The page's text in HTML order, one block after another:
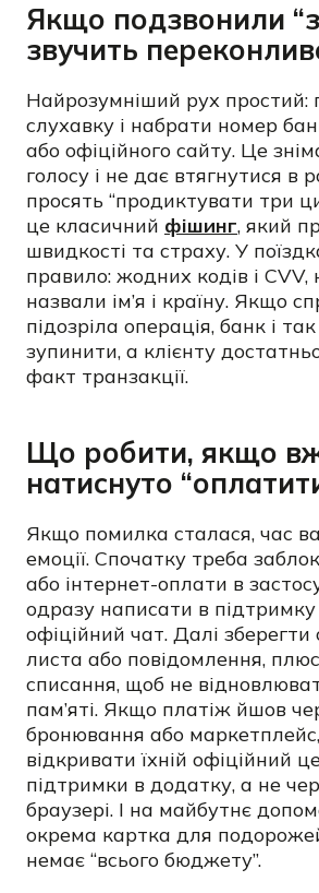
Якщо подзвонили “з
звучить
Найрозумніший рух простий:
слухавку і набрати номер
або офіційного сайту. Це
голосу і не дає втягнутися в
просять “продиктувати три
це класичний фішинг, який
швидкості та страху. У
правило: жодних кодів і CVV,
назвали ім’я і країну. Якщо
підозріла операція, банк і
зупинити, а клієнту
факт транзакції.
Що робити, якщо
натиснуто
Якщо помилка сталася, час
емоції. Спочатку треба
або інтернет-оплати в
одразу написати в
офіційний чат. Далі зберегти
листа або повідомлення,
списання, щоб не
пам’яті. Якщо платіж йшов
бронювання або
відкривати їхній офіційний
підтримки в додатку, а не
браузері. І на майбутнє
окрема картка для
немає “всього бюджету”.